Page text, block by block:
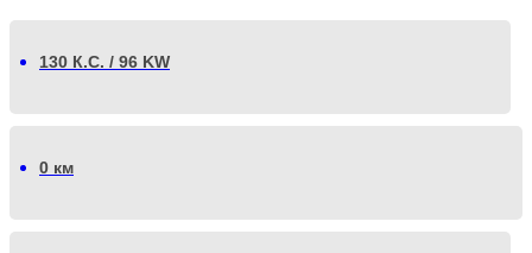
130 К.С. / 96 KW
0 км